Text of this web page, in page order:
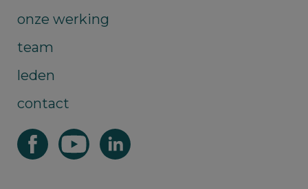
onze werking
team
leden
contact